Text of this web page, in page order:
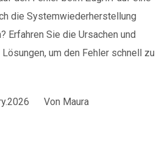
die Systemwiederherstellung
Erfahren Sie die Ursachen und
um den Fehler schnell zu
Von Maura